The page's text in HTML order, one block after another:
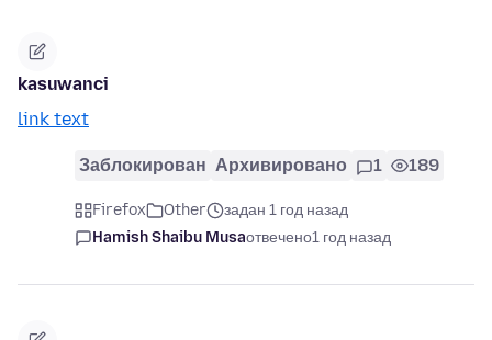
kasuwanci
link text
Заблокирован Архивировано 1 189
Firefox Other
задан 1 год назад
Hamish Shaibu Musaотвечено1 год назад